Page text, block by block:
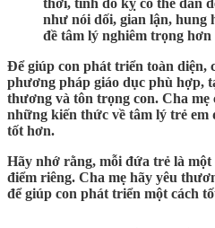
như nói dối, gian lận, hung
đề tâm lý nghiêm trọng
Để giúp con phát triển toàn diện,
phương pháp giáo dục phù hợp,
thương và tôn trọng con. Cha
những kiến thức về tâm lý trẻ em
tốt hơn.
Hãy nhớ rằng, mỗi đứa trẻ là
điểm riêng. Cha mẹ hãy yêu
để giúp con phát triển một cách